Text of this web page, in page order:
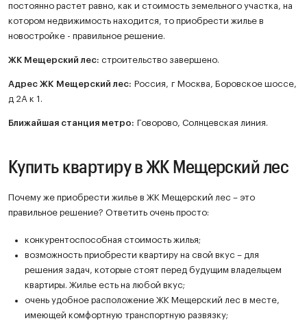
постоянно растет равно, как и стоимость земельного участка, на
котором недвижимость находится, то приобрести жилье в
новостройке - правильное решение.
ЖК Мещерский лес: строительство завершено.
Адрес ЖК Мещерский лес: Россия, г Москва, Боровское шоссе,
д 2А к 1.
Ближайшая станция метро: Говорово, Солнцевская линия.
Купить квартиру в ЖК Мещерский лес
Почему же приобрести жилье в ЖК Мещерский лес – это
правильное решение? Ответить очень просто:
конкурентоспособная стоимость жилья;
возможность приобрести квартиру на свой вкус – для
решения задач, которые стоят перед будущим владельцем
квартиры. Жилье есть на любой вкус;
очень удобное расположение ЖК Мещерский лес в месте,
имеющей комфортную транспортную развязку;